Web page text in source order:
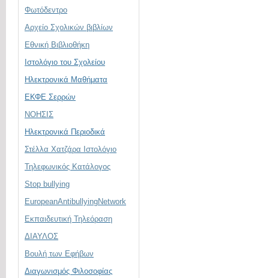
Φωτόδεντρο
Αρχείο Σχολικών βιβλίων
Εθνική Βιβλιοθήκη
Ιστολόγιο του Σχολείου
Ηλεκτρονικά Μαθήματα
ΕΚΦΕ Σερρών
ΝΟΗΣΙΣ
Ηλεκτρονικά Περιοδικά
Στέλλα Χατζάρα Ιστολόγιο
Τηλεφωνικός Κατάλογος
Stop bullying
EuropeanAntibullyingNetwork
Εκπαιδευτική Τηλεόραση
ΔΙΑΥΛΟΣ
Βουλή των Εφήβων
Διαγωνισμός Φιλοσοφίας